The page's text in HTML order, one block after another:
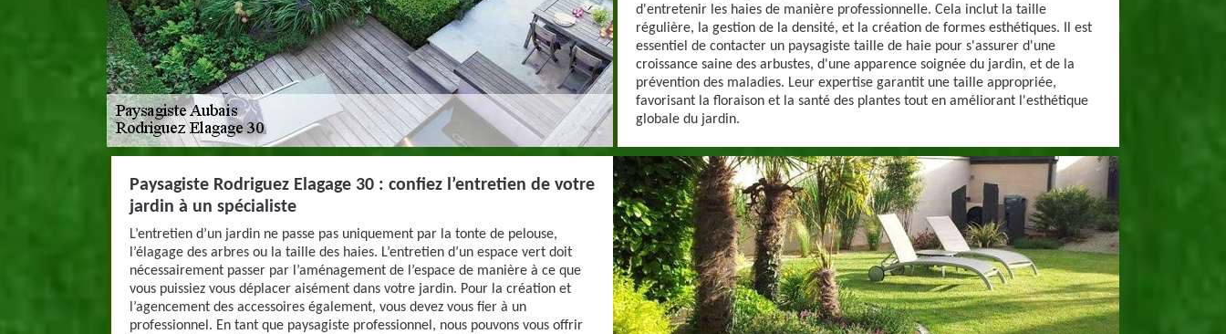
d'entretenir les haies de manière professionnelle. Cela inclut la taille
régulière, la gestion de la densité, et la création de formes esthétiques. Il est
essentiel de contacter un paysagiste taille de haie pour s'assurer d'une
croissance saine des arbustes, d'une apparence soignée du jardin, et de la
prévention des maladies. Leur expertise garantit une taille appropriée,
favorisant la floraison et la santé des plantes tout en améliorant l'esthétique
globale du jardin.
Paysagiste Rodriguez Elagage 30 : confiez l’entretien de votre
jardin à un spécialiste
L’entretien d’un jardin ne passe pas uniquement par la tonte de pelouse,
l’élagage des arbres ou la taille des haies. L’entretien d’un espace vert doit
nécessairement passer par l’aménagement de l’espace de manière à ce que
vous puissiez vous déplacer aisément dans votre jardin. Pour la création et
l’agencement des accessoires également, vous devez vous fier à un
professionnel. En tant que paysagiste professionnel, nous pouvons vous offrir